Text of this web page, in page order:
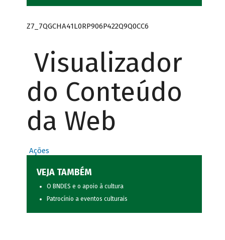
Z7_7QGCHA41L0RP906P422Q9Q0CC6
Visualizador
do Conteúdo
da Web
Ações
VEJA TAMBÉM
O BNDES e o apoio à cultura
Patrocínio a eventos culturais